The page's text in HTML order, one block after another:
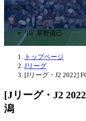
FC琉球
10’ 草野侑己
トップページ
Jリーグ
[Jリーグ・J2 2022]
[Jリーグ・J2
潟